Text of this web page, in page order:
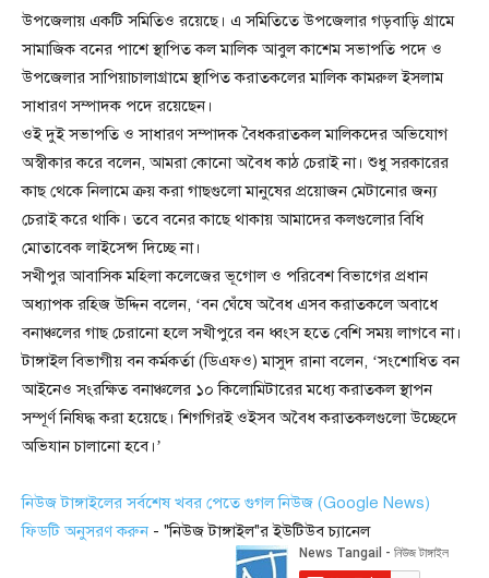
উপজেলায় একটি সমিতিও রয়েছে। এ সমিতিতে উপজেলার গড়বাড়ি গ্রামে
সামাজিক বনের পাশে স্থাপিত কল মালিক আবুল কাশেম সভাপতি পদে ও
উপজেলার সাপিয়াচালাগ্রামে স্থাপিত করাতকলের মালিক কামরুল ইসলাম
সাধারণ সম্পাদক পদে রয়েছেন।
ওই দুই সভাপতি ও সাধারণ সম্পাদক বৈধকরাতকল মালিকদের অভিযোগ
অস্বীকার করে বলেন, আমরা কোনো অবৈধ কাঠ চেরাই না। শুধু সরকারের
কাছ থেকে নিলামে ক্রয় করা গাছগুলো মানুষের প্রয়োজন মেটানোর জন্য
চেরাই করে থাকি। তবে বনের কাছে থাকায় আমাদের কলগুলোর বিধি
মোতাবেক লাইসেন্স দিচ্ছে না।
সখীপুর আবাসিক মহিলা কলেজের ভূগোল ও পরিবেশ বিভাগের প্রধান
অধ্যাপক রহিজ উদ্দিন বলেন, ‘বন ঘেঁষে অবৈধ এসব করাতকলে অবাধে
বনাঞ্চলের গাছ চেরানো হলে সখীপুরে বন ধ্বংস হতে বেশি সময় লাগবে না।
টাঙ্গাইল বিভাগীয় বন কর্মকর্তা (ডিএফও) মাসুদ রানা বলেন, ‘সংশোধিত বন
আইনেও সংরক্ষিত বনাঞ্চলের ১০ কিলোমিটারের মধ্যে করাতকল স্থাপন
সম্পূর্ণ নিষিদ্ধ করা হয়েছে। শিগগিরই ওইসব অবৈধ করাতকলগুলো উচ্ছেদে
অভিযান চালানো হবে।’
নিউজ টাঙ্গাইলের সর্বশেষ খবর পেতে গুগল নিউজ (Google News)
ফিডটি অনুসরণ করুন - "নিউজ টাঙ্গাইল"র ইউটিউব চ্যানেল